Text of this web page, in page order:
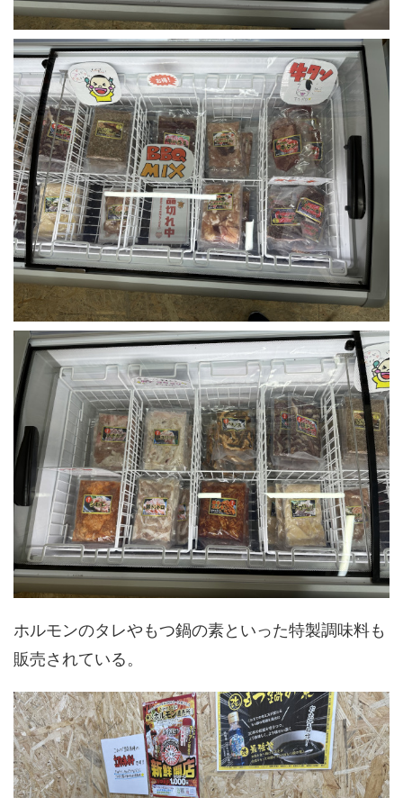
ホルモンのタレやもつ鍋の素といった特製調味料も
販売されている。